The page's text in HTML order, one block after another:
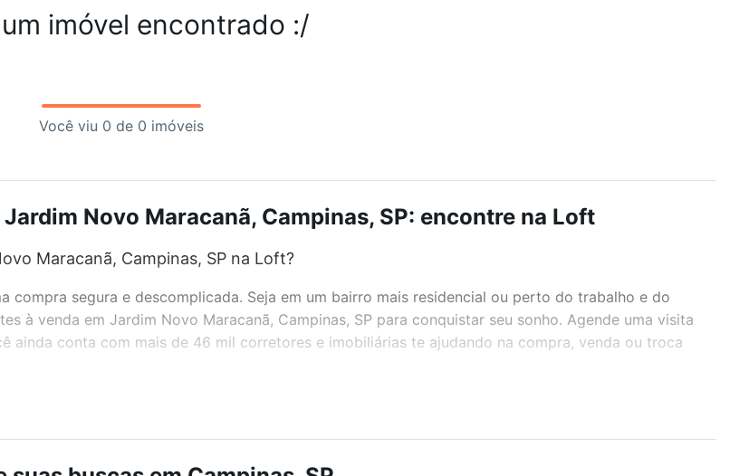
imóvel encontrado :/
Você viu 0 de 0 imóveis
Novo Maracanã, Campinas, SP: encontre na Loft
Maracanã, Campinas, SP na Loft?
compra segura e descomplicada. Seja em um bairro mais residencial ou perto do trabalho e do
à venda em Jardim Novo Maracanã, Campinas, SP para conquistar seu sonho. Agende uma visita
ainda conta com mais de 46 mil corretores e imobiliárias te ajudando na compra, venda ou troca
favoritos. Você também pode usar os filtros como quantidade de quartos, suítes, com
metragem e comodidades, como piscina, academia, salão de festas ou área verde e encontrar